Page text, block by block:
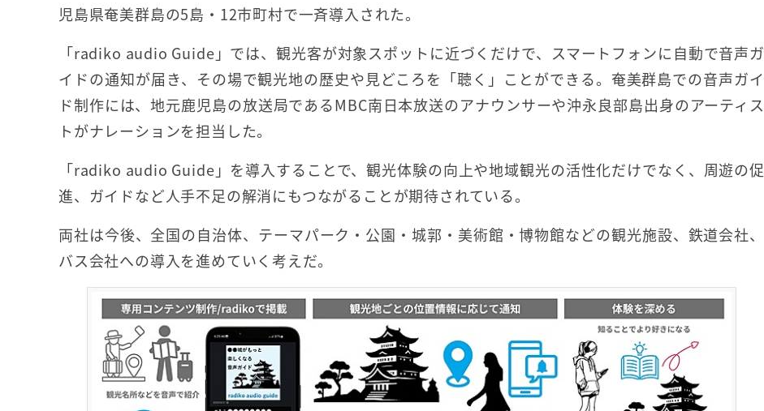
児島県奄美群島の5島・12市町村で一斉導入された。
「radiko audio Guide」では、観光客が対象スポットに近づくだけで、スマートフォンに自動で音声ガ
イドの通知が届き、その場で観光地の歴史や見どころを「聴く」ことができる。奄美群島での音声ガイ
ド制作には、地元鹿児島の放送局であるMBC南日本放送のアナウンサーや沖永良部島出身のアーティス
トがナレーションを担当した。
「radiko audio Guide」を導入することで、観光体験の向上や地域観光の活性化だけでなく、周遊の促
進、ガイドなど人手不足の解消にもつながることが期待されている。
両社は今後、全国の自治体、テーマパーク・公園・城郭・美術館・博物館などの観光施設、鉄道会社、
バス会社への導入を進めていく考えだ。